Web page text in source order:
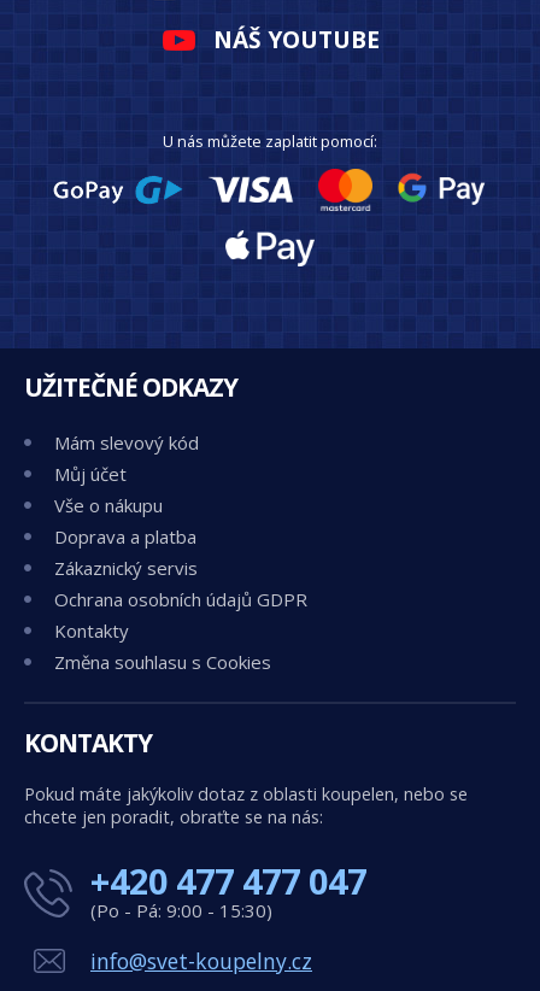
NÁŠ YOUTUBE
U nás můžete zaplatit pomocí:
UŽITEČNÉ ODKAZY
Mám slevový kód
Můj účet
Vše o nákupu
Doprava a platba
Zákaznický servis
Ochrana osobních údajů GDPR
Kontakty
Změna souhlasu s Cookies
KONTAKTY
Pokud máte jakýkoliv dotaz z oblasti koupelen, nebo se
chcete jen poradit, obraťte se na nás:
+420 477 477 047
(Po - Pá: 9:00 - 15:30)
info@svet-koupelny.cz